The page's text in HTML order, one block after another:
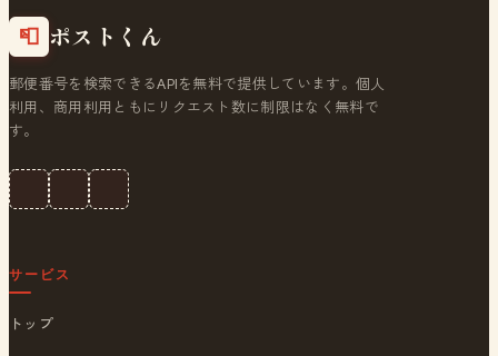
📮 ポストくん
郵便番号を検索できるAPIを無料で提供しています。個人
利用、商用利用ともにリクエスト数に制限はなく無料で
す。
サービス
トップ